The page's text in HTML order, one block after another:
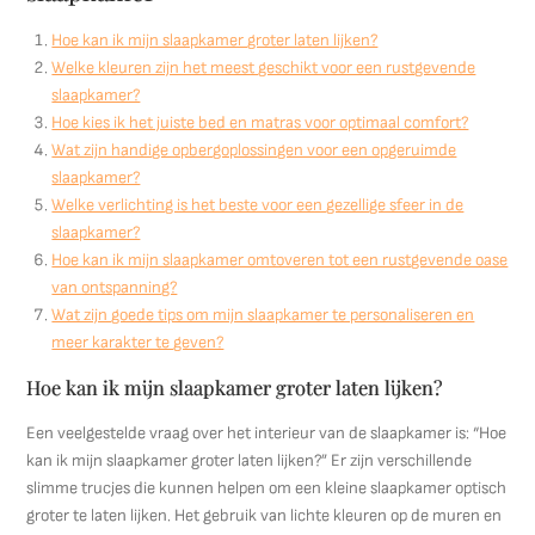
Hoe kan ik mijn slaapkamer groter laten lijken?
Welke kleuren zijn het meest geschikt voor een rustgevende
slaapkamer?
Hoe kies ik het juiste bed en matras voor optimaal comfort?
Wat zijn handige opbergoplossingen voor een opgeruimde
slaapkamer?
Welke verlichting is het beste voor een gezellige sfeer in de
slaapkamer?
Hoe kan ik mijn slaapkamer omtoveren tot een rustgevende oase
van ontspanning?
Wat zijn goede tips om mijn slaapkamer te personaliseren en
meer karakter te geven?
Hoe kan ik mijn slaapkamer groter laten lijken?
Een veelgestelde vraag over het interieur van de slaapkamer is: “Hoe
kan ik mijn slaapkamer groter laten lijken?” Er zijn verschillende
slimme trucjes die kunnen helpen om een kleine slaapkamer optisch
groter te laten lijken. Het gebruik van lichte kleuren op de muren en